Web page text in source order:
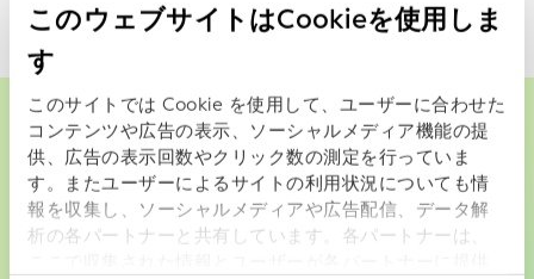
このウェブサイトはCookieを使用しま
す
このサイトでは Cookie を使用して、ユーザーに合わせた
コンテンツや広告の表示、ソーシャルメディア機能の提
供、広告の表示回数やクリック数の測定を行っていま
す。またユーザーによるサイトの利用状況についても情
報を収集し、ソーシャルメディアや広告配信、データ解
析の各パートナーと共有しています。各パートナーは、
私たちは、よりスマートで、費用が少なく、
信頼性のある取引相手の決定を可能にします